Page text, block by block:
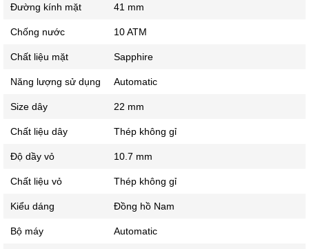
Đường kính mặt 41 mm
Chống nước 10 ATM
Chất liệu mặt Sapphire
Năng lượng sử dụng Automatic
Size dây 22 mm
Chất liệu dây Thép không gỉ
Độ dầy vỏ 10.7 mm
Chất liệu vỏ Thép không gỉ
Kiểu dáng Đồng hồ Nam
Bộ máy Automatic